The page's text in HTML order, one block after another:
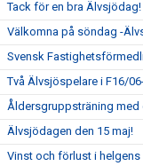
Tack för en bra Älvsjödag!
Välkomna på söndag -
Svensk
Två Älvsjöspelare i F16/
Åldersgruppsträning med
Älvsjödagen den 15 maj!
Vinst och förlust i